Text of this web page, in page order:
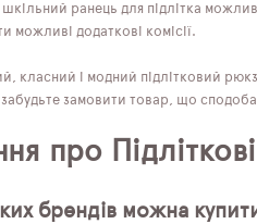
ранець для підлітка
можливі додаткові комісії.
класний і модний підлітковий
забудьте замовити товар, що
про
брендів можна